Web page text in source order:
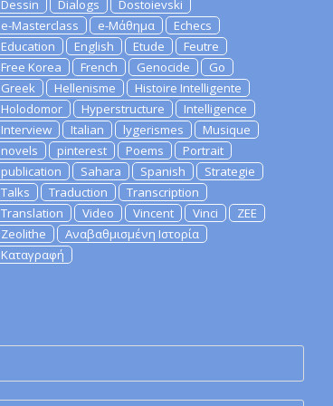
Dessin
Dialogs
Dostoievski
e-Masterclass
e-Μάθημα
Echecs
Education
English Etude
Feutre
Free Korea
French Genocide
Go
Greek
Hellenisme
Histoire Intelligente
Holodomor
Hyperstructure
Intelligence
Interview
Italian lygerismes
Musique
novels
pinterest Poems
Portrait
publication
Sahara Spanish
Strategie
Talks
Traduction
Transcription
Translation
Video Vincent Vinci
ZEE
Zeolithe
Αναβαθμισμένη Ιστορία
Καταγραφή